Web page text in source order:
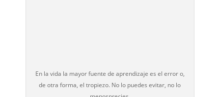
En la vida la mayor fuente de aprendizaje es el error o,
de otra forma, el tropiezo. No lo puedes evitar, no lo